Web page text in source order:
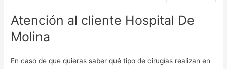
Atención al cliente Hospital De
Molina
En caso de que quieras saber qué tipo de cirugías realizan en